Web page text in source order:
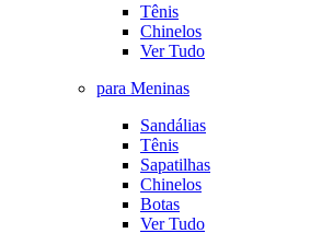
Tênis
Chinelos
Ver Tudo
para Meninas
Sandálias
Tênis
Sapatilhas
Chinelos
Botas
Ver Tudo